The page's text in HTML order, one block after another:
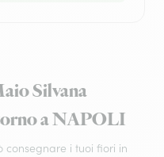
Silvana
a NAPOLI
consegnare i tuoi fiori in